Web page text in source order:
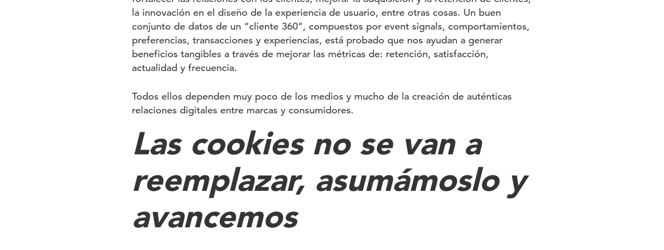
la innovación en el diseño de la experiencia de usuario, entre otras cosas. Un buen
conjunto de datos de un “cliente 360”, compuestos por event signals, comportamientos,
preferencias, transacciones y experiencias, está probado que nos ayudan a generar
beneficios tangibles a través de mejorar las métricas de: retención, satisfacción,
actualidad y frecuencia.
Todos ellos dependen muy poco de los medios y mucho de la creación de auténticas
relaciones digitales entre marcas y consumidores.
Las cookies no se van a
reemplazar, asumámoslo y
avancemos